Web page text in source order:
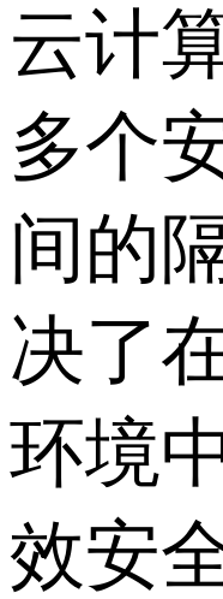
云计
多个
间的
决了
环境
效安